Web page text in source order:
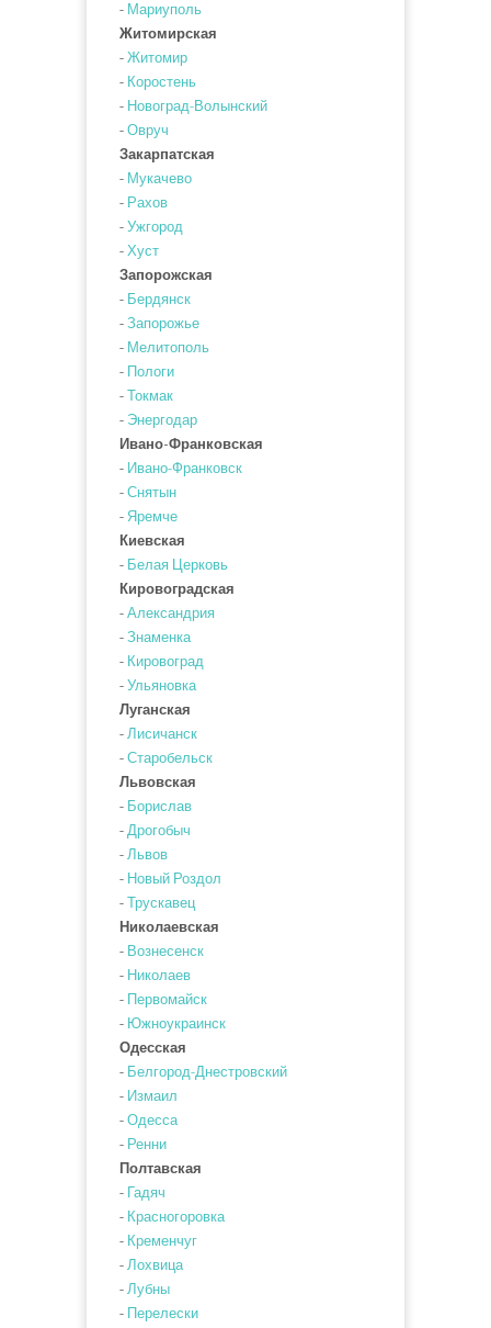
- Мариуполь
Житомирская
- Житомир
- Коростень
- Новоград-Волынский
- Овруч
Закарпатская
- Мукачево
- Рахов
- Ужгород
- Хуст
Запорожская
- Бердянск
- Запорожье
- Мелитополь
- Пологи
- Токмак
- Энергодар
Ивано-Франковская
- Ивано-Франковск
- Снятын
- Яремче
Киевская
- Белая Церковь
Кировоградская
- Александрия
- Знаменка
- Кировоград
- Ульяновка
Луганская
- Лисичанск
- Старобельск
Львовская
- Борислав
- Дрогобыч
- Львов
- Новый Роздол
- Трускавец
Николаевская
- Вознесенск
- Николаев
- Первомайск
- Южноукраинск
Одесская
- Белгород-Днестровский
- Измаил
- Одесса
- Ренни
Полтавская
- Гадяч
- Красногоровка
- Кременчуг
- Лохвица
- Лубны
- Перелески